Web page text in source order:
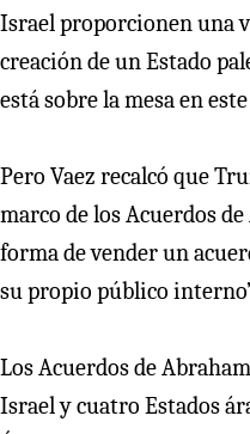
Israel proporcionen una
creación de un Estado
está sobre la mesa en
Pero Vaez recalcó que
marco de los Acuerdos
forma de vender un
su propio público
Los Acuerdos de
Israel y cuatro Estados